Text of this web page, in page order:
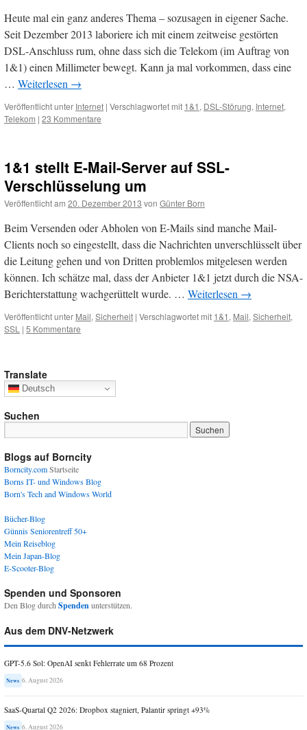
Heute mal ein ganz anderes Thema – sozusagen in eigener Sache.
Seit Dezember 2013 laboriere ich mit einem zeitweise gestörten
DSL-Anschluss rum, ohne dass sich die Telekom (im Auftrag von
1&1) einen Millimeter bewegt. Kann ja mal vorkommen, dass eine
… Weiterlesen →
Veröffentlicht unter Internet | Verschlagwortet mit 1&1 , DSL-Störung, Internet,
Telekom | 23 Kommentare
1&1 stellt E-Mail-Server auf SSL-
Verschlüsselung um
Veröffentlicht am 20. Dezember 2013 von Günter Born
Beim Versenden oder Abholen von E-Mails sind manche Mail-
Clients noch so eingestellt, dass die Nachrichten unverschlüsselt über
die Leitung gehen und von Dritten problemlos mitgelesen werden
können. Ich schätze mal, dass der Anbieter 1&1 jetzt durch die NSA-
Berichterstattung wachgerüttelt wurde. … Weiterlesen →
Veröffentlicht unter Mail, Sicherheit | Verschlagwortet mit 1&1 , Mail, Sicherheit,
SSL | 5 Kommentare
Translate
Deutsch
Suchen
Blogs auf Borncity
Borncity.comStartseite
Borns IT- und Windows Blog
Born's Tech and Windows World
Bücher-Blog
Günnis Seniorentreff 50+
Mein Reiseblog
Mein Japan-Blog
E-Scooter-Blog
Spenden und Sponsoren
Den Blog durchSpendenunterstützen.
Aus dem DNV-Netzwerk
GPT-5.6 Sol: OpenAI senkt Fehlerrate um 68 Prozent
News 6. August 2026
SaaS-Quartal Q2 2026: Dropbox stagniert, Palantir springt +93%
News 6. August 2026